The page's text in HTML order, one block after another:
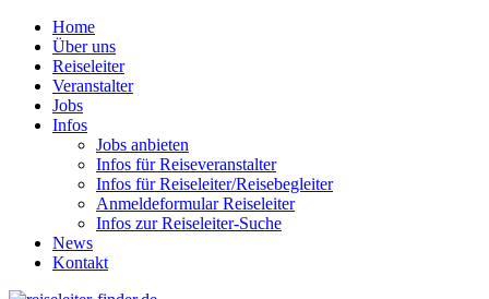
Home
Über uns
Reiseleiter
Veranstalter
Jobs
Infos
Jobs anbieten
Infos für Reiseveranstalter
Infos für Reiseleiter/Reisebegleiter
Anmeldeformular Reiseleiter
Infos zur Reiseleiter-Suche
News
Kontakt